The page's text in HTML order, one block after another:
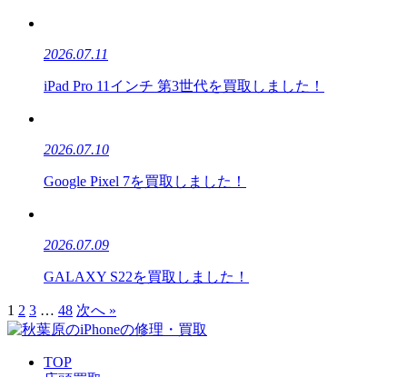
2026.07.11
iPad Pro 11インチ 第3世代を買取しました！
2026.07.10
Google Pixel 7を買取しました！
2026.07.09
GALAXY S22を買取しました！
1 2 3 … 48 次へ »
TOP